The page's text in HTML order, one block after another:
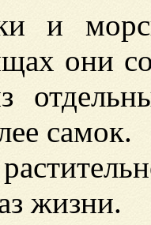
и
они
самок.
жизни.